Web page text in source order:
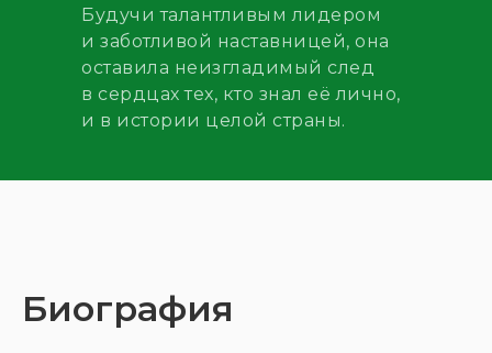
Будучи талантливым лидером
и заботливой наставницей, она
оставила неизгладимый след
в сердцах тех, кто знал её лично,
и в истории целой страны.
Биография